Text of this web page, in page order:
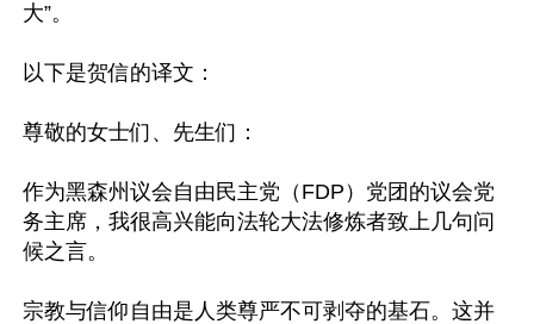
大”。
以下是贺信的译文：
尊敬的女士们、先生们：
作为黑森州议会自由民主党（FDP）党团的议会党
务主席，我很高兴能向法轮大法修炼者致上几句问
候之言。
宗教与信仰自由是人类尊严不可剥夺的基石。这并